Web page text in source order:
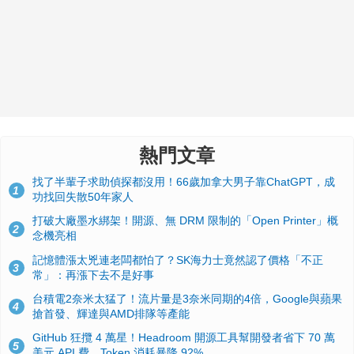
熱門文章
1
找了半輩子求助偵探都沒用！66歲加拿大男子靠ChatGPT，成
功找回失散50年家人
2
打破大廠墨水綁架！開源、無 DRM 限制的「Open Printer」概
念機亮相
3
記憶體漲太兇連老闆都怕了？SK海力士竟然認了價格「不正
常」：再漲下去不是好事
4
台積電2奈米太猛了！流片量是3奈米同期的4倍，Google與蘋果
搶首發、輝達與AMD排隊等產能
5
GitHub 狂攬 4 萬星！Headroom 開源工具幫開發者省下 70 萬